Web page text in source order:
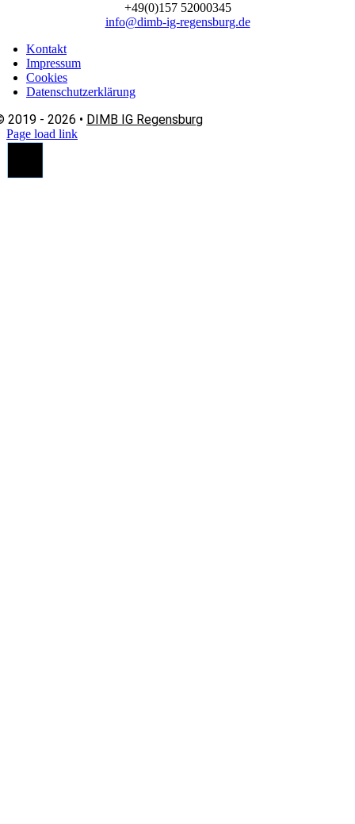
+49(0)157 52000345
info@dimb-ig-regensburg.de
Kontakt
Impressum
Cookies
Datenschutzerklärung
2019 - 2026 • DIMB IG Regensburg
Page load link
Nach